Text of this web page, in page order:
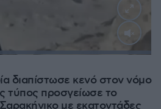
:
διαπίστωσε κενό στον νόμο
τύπος προσγείωσε το
με εκατοντάδες